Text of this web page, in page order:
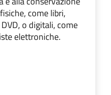
come libri,
o digitali, come
elettroniche.